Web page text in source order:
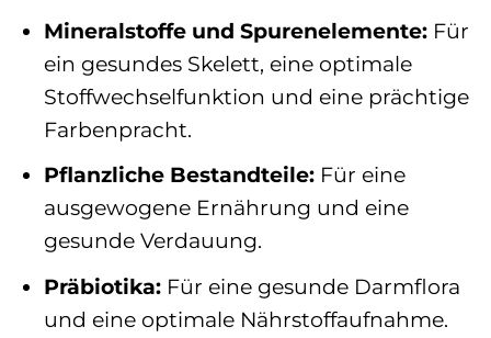
Mineralstoffe und Spurenelemente:Für
ein gesundes Skelett, eine optimale
Stoffwechselfunktion und eine prächtige
Farbenpracht.
Pflanzliche Bestandteile:Für eine
ausgewogene Ernährung und eine
gesunde Verdauung.
Präbiotika:Für eine gesunde Darmflora
und eine optimale Nährstoffaufnahme.